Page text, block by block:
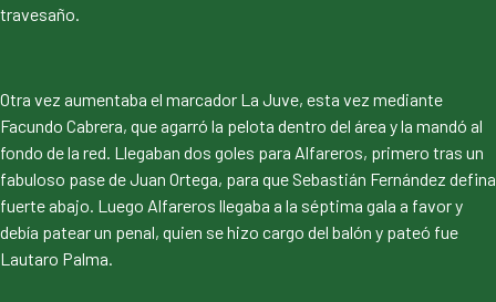
travesaño.
Otra vez aumentaba el marcador La Juve, esta vez mediante
Facundo Cabrera, que agarró la pelota dentro del área y la mandó al
fondo de la red. Llegaban dos goles para Alfareros, primero tras un
fabuloso pase de Juan Ortega, para que Sebastián Fernández defina
fuerte abajo. Luego Alfareros llegaba a la séptima gala a favor y
debía patear un penal, quien se hizo cargo del balón y pateó fue
Lautaro Palma.